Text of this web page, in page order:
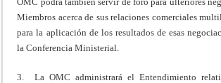
Miembros acerca de sus relaciones comerciales
para la aplicación de los resultados de esas
la Conferencia Ministerial.
3. La OMC administrará el Entendimiento